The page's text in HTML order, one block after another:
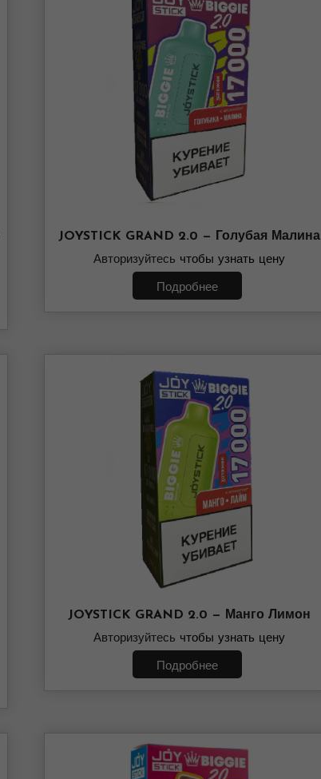
JOYSTICK GRAND 2.0 — Голубая Малина
Авторизуйтесь чтобы узнать цену
Подробнее
JOYSTICK GRAND 2.0 — Манго Лимон
Авторизуйтесь чтобы узнать цену
Подробнее